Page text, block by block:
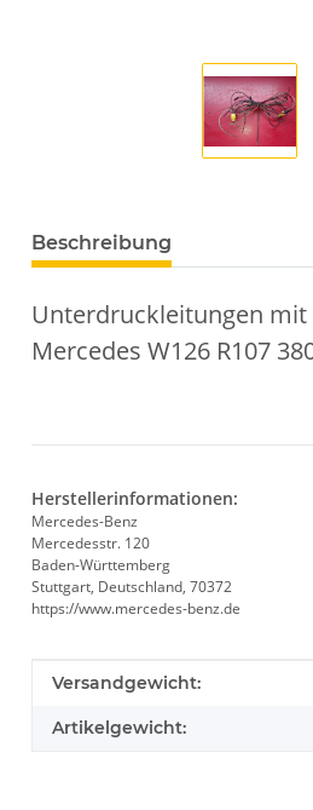
Beschreibung
Unterdruckleitungen
Mercedes W126 R107
Herstellerinformationen:
Mercedes-Benz
Mercedesstr. 120
Baden-Württemberg
Stuttgart, Deutschland, 70372
https://www.mercedes-benz.de
Produkteigenschaft
Wert
Versandgewicht:
Artikelgewicht: